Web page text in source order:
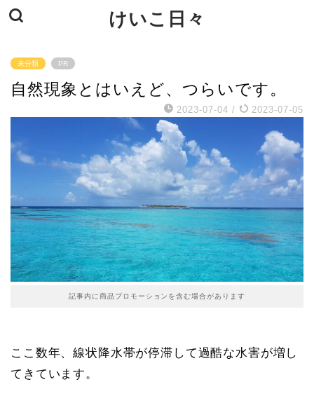
けいこ日々
未分類 PR
自然現象とはいえど、つらいです。
2023-07-04 / 2023-07-05
記事内に商品プロモーションを含む場合があります
ここ数年、線状降水帯が停滞して過酷な水害が増し
てきています。